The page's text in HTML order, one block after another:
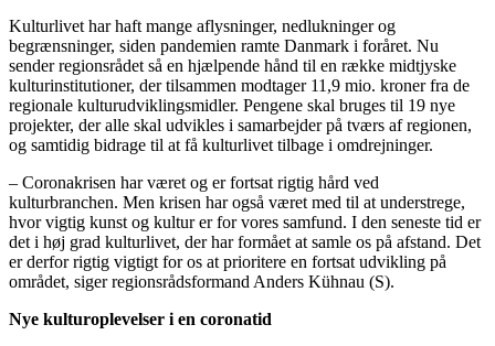
Kulturlivet har haft mange aflysninger, nedlukninger og
begrænsninger, siden pandemien ramte Danmark i foråret. Nu
sender regionsrådet så en hjælpende hånd til en række midtjyske
kulturinstitutioner, der tilsammen modtager 11,9 mio. kroner fra de
regionale kulturudviklingsmidler. Pengene skal bruges til 19 nye
projekter, der alle skal udvikles i samarbejder på tværs af regionen,
og samtidig bidrage til at få kulturlivet tilbage i omdrejninger.
– Coronakrisen har været og er fortsat rigtig hård ved
kulturbranchen. Men krisen har også været med til at understrege,
hvor vigtig kunst og kultur er for vores samfund. I den seneste tid er
det i høj grad kulturlivet, der har formået at samle os på afstand. Det
er derfor rigtig vigtigt for os at prioritere en fortsat udvikling på
området, siger regionsrådsformand Anders Kühnau (S).
Nye kulturoplevelser i en coronatid